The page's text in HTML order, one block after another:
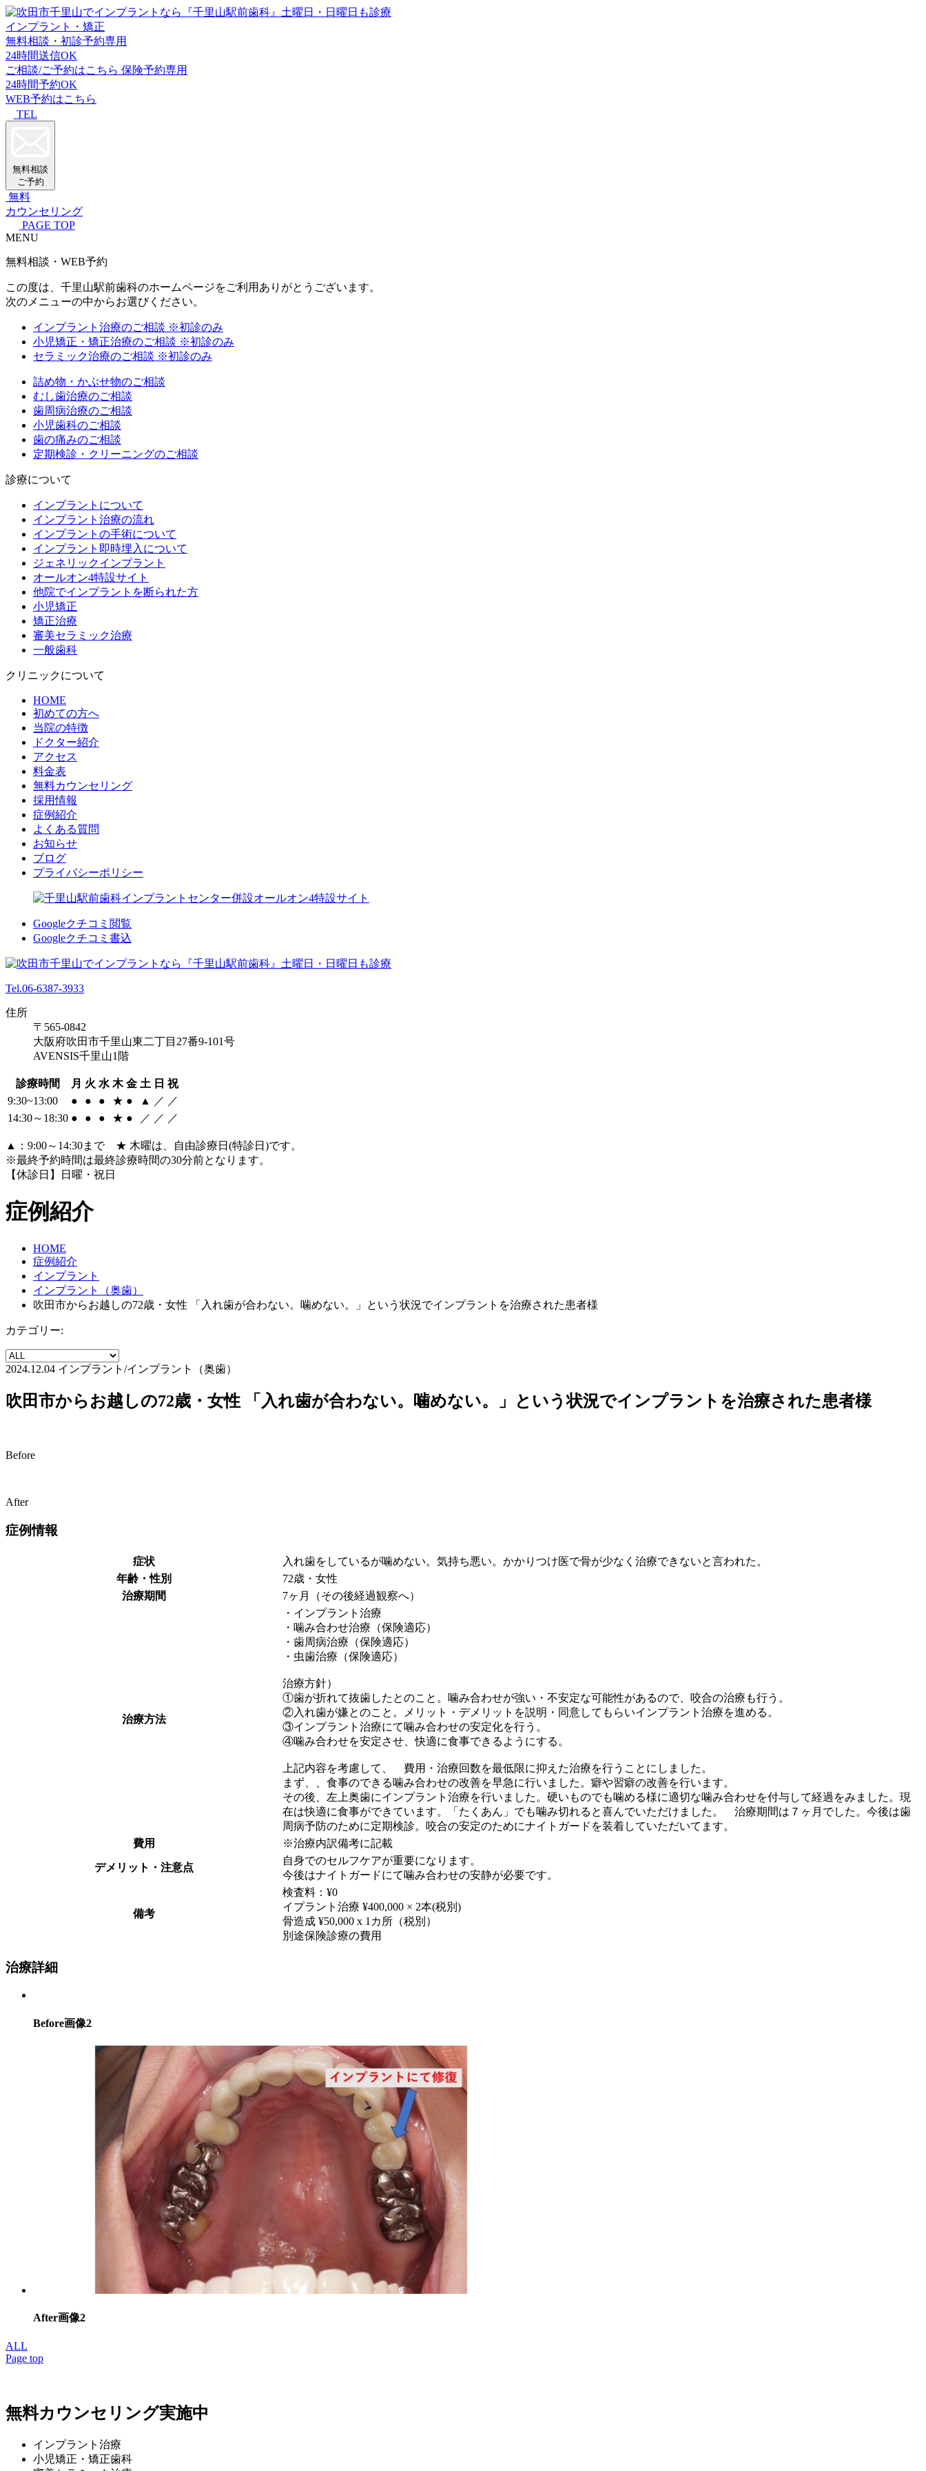
インプラント・矯正
無料相談・初診予約専用
24時間送信OK
ご相談/ご予約はこちら 保険予約専用
24時間予約OK
WEB予約はこちら
TEL
無料相談
ご予約
無料
カウンセリング
PAGE TOP
MENU
無料相談・WEB予約
この度は、千里山駅前歯科のホームページをご利用ありがとうございます。
次のメニューの中からお選びください。
インプラント治療のご相談 ※初診のみ
小児矯正・矯正治療のご相談 ※初診のみ
セラミック治療のご相談 ※初診のみ
詰め物・かぶせ物のご相談
むし歯治療のご相談
歯周病治療のご相談
小児歯科のご相談
歯の痛みのご相談
定期検診・クリーニングのご相談
診療について
インプラントについて
インプラント治療の流れ
インプラントの手術について
インプラント即時埋入について
ジェネリックインプラント
オールオン4特設サイト
他院でインプラントを断られた方
小児矯正
矯正治療
審美セラミック治療
一般歯科
クリニックについて
HOME
初めての方へ
当院の特徴
ドクター紹介
アクセス
料金表
無料カウンセリング
採用情報
症例紹介
よくある質問
お知らせ
ブログ
プライバシーポリシー
Googleクチコミ閲覧
Googleクチコミ書込
Tel.06-6387-3933
住所
〒565-0842
大阪府吹田市千里山東二丁目27番9-101号
AVENSIS千里山1階
診療時間 月 火 水 木 金 土 日 祝
9:30~13:00
● ● ● ★ ● ▲ ／ ／
14:30～18:30 ● ● ● ★ ● ／ ／ ／
▲：9:00～14:30まで ★ 木曜は、自由診療日(特診日)です。
※最終予約時間は最終診療時間の30分前となります。
【休診日】日曜・祝日
症例紹介
HOME
症例紹介
インプラント
インプラント（奥歯）
吹田市からお越しの72歳・女性 「入れ歯が合わない。噛めない。」という状況でインプラントを治療された患者様
カテゴリー:
2024.12.04 インプラント/インプラント（奥歯）
吹田市からお越しの72歳・女性 「入れ歯が合わない。噛めない。」という状況でインプラントを治療された患者様
Before
After
症例情報
症状
入れ歯をしているが噛めない。気持ち悪い。かかりつけ医で骨が少なく治療できないと言われた。
年齢・性別
72歳・女性
治療期間
7ヶ月（その後経過観察へ）
治療方法
・インプラント治療
・噛み合わせ治療（保険適応）
・歯周病治療（保険適応）
・虫歯治療（保険適応）
治療方針）
①歯が折れて抜歯したとのこと。噛み合わせが強い・不安定な可能性があるので、咬合の治療も行う。
②入れ歯が嫌とのこと。メリット・デメリットを説明・同意してもらいインプラント治療を進める。
③インプラント治療にて噛み合わせの安定化を行う。
④噛み合わせを安定させ、快適に食事できるようにする。
上記内容を考慮して、 費用・治療回数を最低限に抑えた治療を行うことにしました。
まず、、食事のできる噛み合わせの改善を早急に行いました。癖や習癖の改善を行います。
その後、左上奥歯にインプラント治療を行いました。硬いものでも噛める様に適切な噛み合わせを付与して経過をみました。現
在は快適に食事ができています。「たくあん」でも噛み切れると喜んでいただけました。 治療期間は７ヶ月でした。今後は歯
周病予防のために定期検診。咬合の安定のためにナイトガードを装着していただいてます。
費用
※治療内訳備考に記載
デメリット・注意点
自身でのセルフケアが重要になります。
今後はナイトガードにて噛み合わせの安静が必要です。
備考
検査料：¥0
イプラント治療 ¥400,000 × 2本(税別)
骨造成 ¥50,000 x 1カ所（税別）
別途保険診療の費用
治療詳細
Before画像2
After画像2
ALL
Page top
無料カウンセリング実施中
インプラント治療
小児矯正・矯正歯科